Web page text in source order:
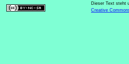
Dieser Text steht
Creative